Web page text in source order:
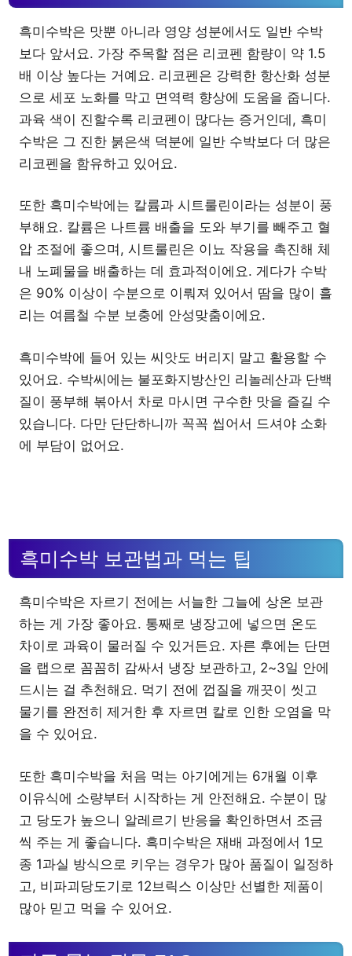
흑미수박은 맛뿐 아니라 영양 성분에서도 일반 수박
보다 앞서요. 가장 주목할 점은 리코펜 함량이 약 1.5
배 이상 높다는 거예요. 리코펜은 강력한 항산화 성분
으로 세포 노화를 막고 면역력 향상에 도움을 줍니다.
과육 색이 진할수록 리코펜이 많다는 증거인데, 흑미
수박은 그 진한 붉은색 덕분에 일반 수박보다 더 많은
리코펜을 함유하고 있어요.
또한 흑미수박에는 칼륨과 시트룰린이라는 성분이 풍
부해요. 칼륨은 나트륨 배출을 도와 부기를 빼주고 혈
압 조절에 좋으며, 시트룰린은 이뇨 작용을 촉진해 체
내 노폐물을 배출하는 데 효과적이에요. 게다가 수박
은 90% 이상이 수분으로 이뤄져 있어서 땀을 많이 흘
리는 여름철 수분 보충에 안성맞춤이에요.
흑미수박에 들어 있는 씨앗도 버리지 말고 활용할 수
있어요. 수박씨에는 불포화지방산인 리놀레산과 단백
질이 풍부해 볶아서 차로 마시면 구수한 맛을 즐길 수
있습니다. 다만 단단하니까 꼭꼭 씹어서 드셔야 소화
에 부담이 없어요.
흑미수박 보관법과 먹는 팁
흑미수박은 자르기 전에는 서늘한 그늘에 상온 보관
하는 게 가장 좋아요. 통째로 냉장고에 넣으면 온도
차이로 과육이 물러질 수 있거든요. 자른 후에는 단면
을 랩으로 꼼꼼히 감싸서 냉장 보관하고, 2~3일 안에
드시는 걸 추천해요. 먹기 전에 껍질을 깨끗이 씻고
물기를 완전히 제거한 후 자르면 칼로 인한 오염을 막
을 수 있어요.
또한 흑미수박을 처음 먹는 아기에게는 6개월 이후
이유식에 소량부터 시작하는 게 안전해요. 수분이 많
고 당도가 높으니 알레르기 반응을 확인하면서 조금
씩 주는 게 좋습니다. 흑미수박은 재배 과정에서 1모
종 1과실 방식으로 키우는 경우가 많아 품질이 일정하
고, 비파괴당도기로 12브릭스 이상만 선별한 제품이
많아 믿고 먹을 수 있어요.